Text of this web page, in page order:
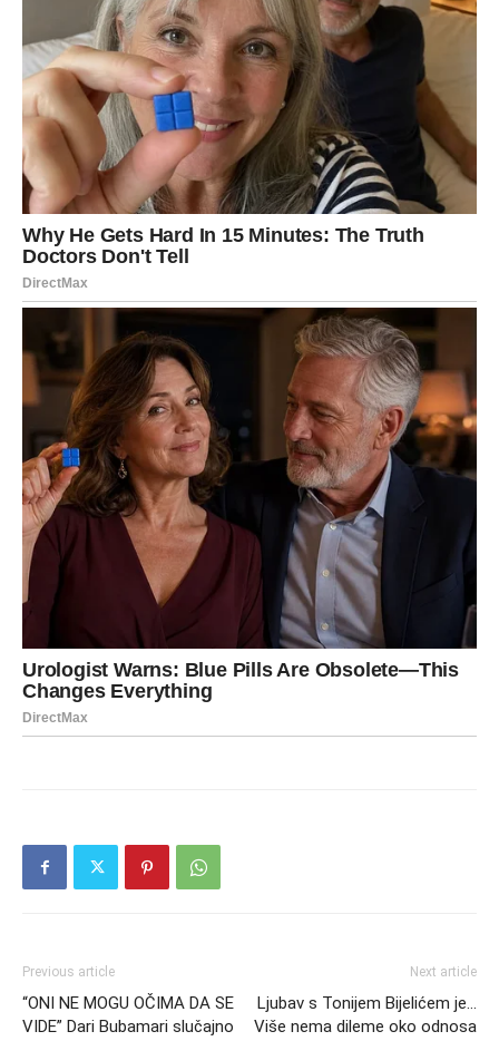
Previous article
“ONI NE MOGU OČIMA DA SE
VIDE” Dari Bubamari slučajno
Next article
Ljubav s Tonijem Bijelićem je…
Više nema dileme oko odnosa